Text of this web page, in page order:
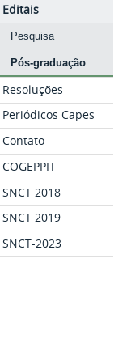
Editais
Pesquisa
Pós-graduação
Resoluções
Periódicos Capes
Contato
COGEPPIT
SNCT 2018
SNCT 2019
SNCT-2023